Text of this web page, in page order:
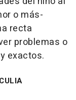
o más-
recta
problemas o
exactos.